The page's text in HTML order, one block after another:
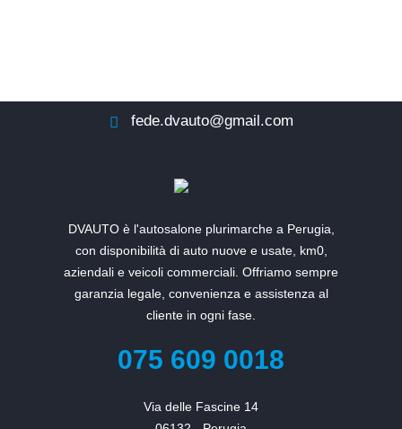
fede.dvauto@gmail.com
DVAUTO è l'autosalone plurimarche a Perugia,
con disponibilità di auto nuove e usate, km0,
aziendali e veicoli commerciali. Offriamo sempre
garanzia legale, convenienza e assistenza al
cliente in ogni fase.
075 609 0018
Via delle Fascine 14